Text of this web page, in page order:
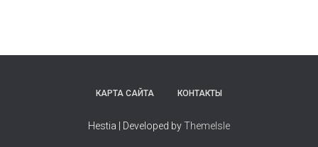
КАРТА САЙТА КОНТАКТЫ
Hestia | Developed byThemeIsle